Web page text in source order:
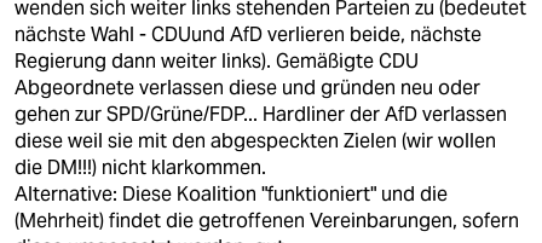
wenden sich weiter links stehenden Parteien zu (bedeutet
nächste Wahl - CDUund AfD verlieren beide, nächste
Regierung dann weiter links). Gemäßigte CDU
Abgeordnete verlassen diese und gründen neu oder
gehen zur SPD/Grüne/FDP... Hardliner der AfD verlassen
diese weil sie mit den abgespeckten Zielen (wir wollen
die DM!!!) nicht klarkommen.
Alternative: Diese Koalition "funktioniert" und die
(Mehrheit) findet die getroffenen Vereinbarungen, sofern